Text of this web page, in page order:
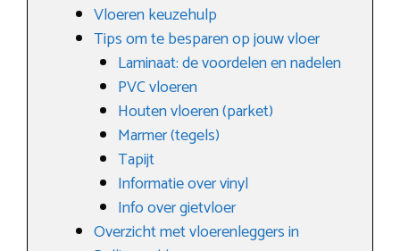
Vloeren keuzehulp
Tips om te besparen op jouw vloer
Laminaat: de voordelen en nadelen
PVC vloeren
Houten vloeren (parket)
Marmer (tegels)
Tapijt
Informatie over vinyl
Info over gietvloer
Overzicht met vloerenleggers in